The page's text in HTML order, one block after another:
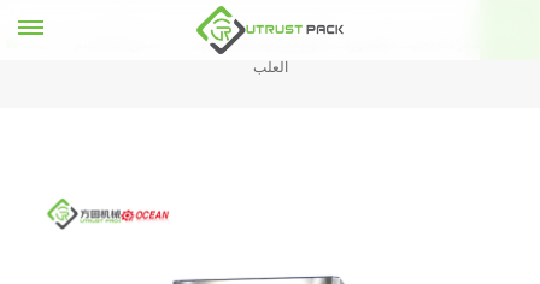
انخفاض سعر آلة تعليب الخضروات الأوتوماتيكية لخط تغليف
العلب